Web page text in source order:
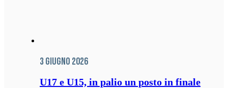
3 Giugno 2026
U17 e U15, in palio un posto in finale